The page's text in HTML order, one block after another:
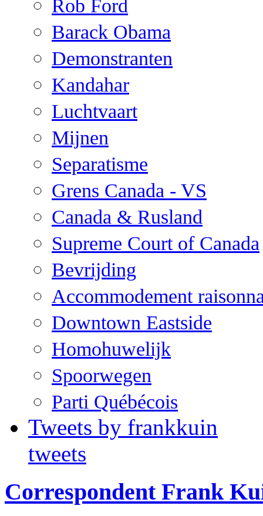
Rob Ford
Barack Obama
Demonstranten
Kandahar
Luchtvaart
Mijnen
Separatisme
Grens Canada - VS
Canada & Rusland
Supreme Court of Canada
Bevrijding
Accommodement
Downtown Eastside
Homohuwelijk
Spoorwegen
Parti Québécois
Tweets by frankkuin
tweets
Correspondent Frank